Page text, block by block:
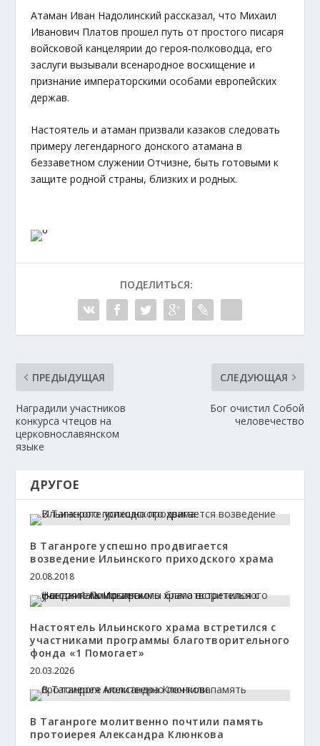
Атаман Иван Надолинский рассказал, что Михаил
Иванович Платов прошел путь от простого писаря
войсковой канцелярии до героя-полководца, его
заслуги вызывали всенародное восхищение и
признание императорскими особами европейских
держав.
Настоятель и атаман призвали казаков следовать
примеру легендарного донского атамана в
беззаветном служении Отчизне, быть готовыми к
защите родной страны, близких и родных.
ПОДЕЛИТЬСЯ:
ПРЕДЫДУЩАЯ
Наградили участников
конкурса чтецов на
церковнославянском
языке
СЛЕДУЮЩАЯ
Бог очистил Собой
человечество
ДРУГОЕ
В Таганроге успешно продвигается
возведение Ильинского приходского храма
20.08.2018
Настоятель Ильинского храма встретился с
участниками программы благотворительного
фонда «1 Помогает»
20.03.2026
В Таганроге молитвенно почтили память
протоиерея Александра Клюнкова